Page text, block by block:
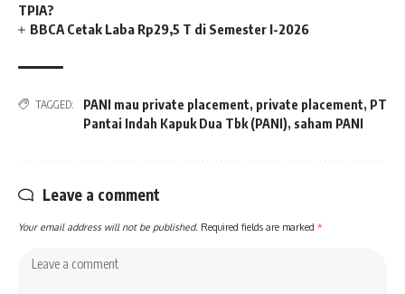
TPIA?
BBCA Cetak Laba Rp29,5 T di Semester I-2026
TAGGED: PANI mau private placement, private placement, PT
Pantai Indah Kapuk Dua Tbk (PANI), saham PANI
Leave a comment
Your email address will not be published. Required fields are marked *